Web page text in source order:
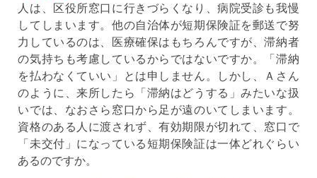
人は、区役所窓口に行きづらくなり、病院受診も我慢
してしまいます。他の自治体が短期保険証を郵送で努
力しているのは、医療確保はもちろんですが、滞納者
の気持ちも考慮しているからではないですか。「滞納
を払わなくていい」とは申しません。しかし、Ａさん
のように、来所したら「滞納はどうする」みたいな扱
いでは、なおさら窓口から足が遠のいてしまいます。
資格のある人に渡されず、有効期限が切れて、窓口で
「未交付」になっている短期保険証は一体どれぐらい
あるのですか。